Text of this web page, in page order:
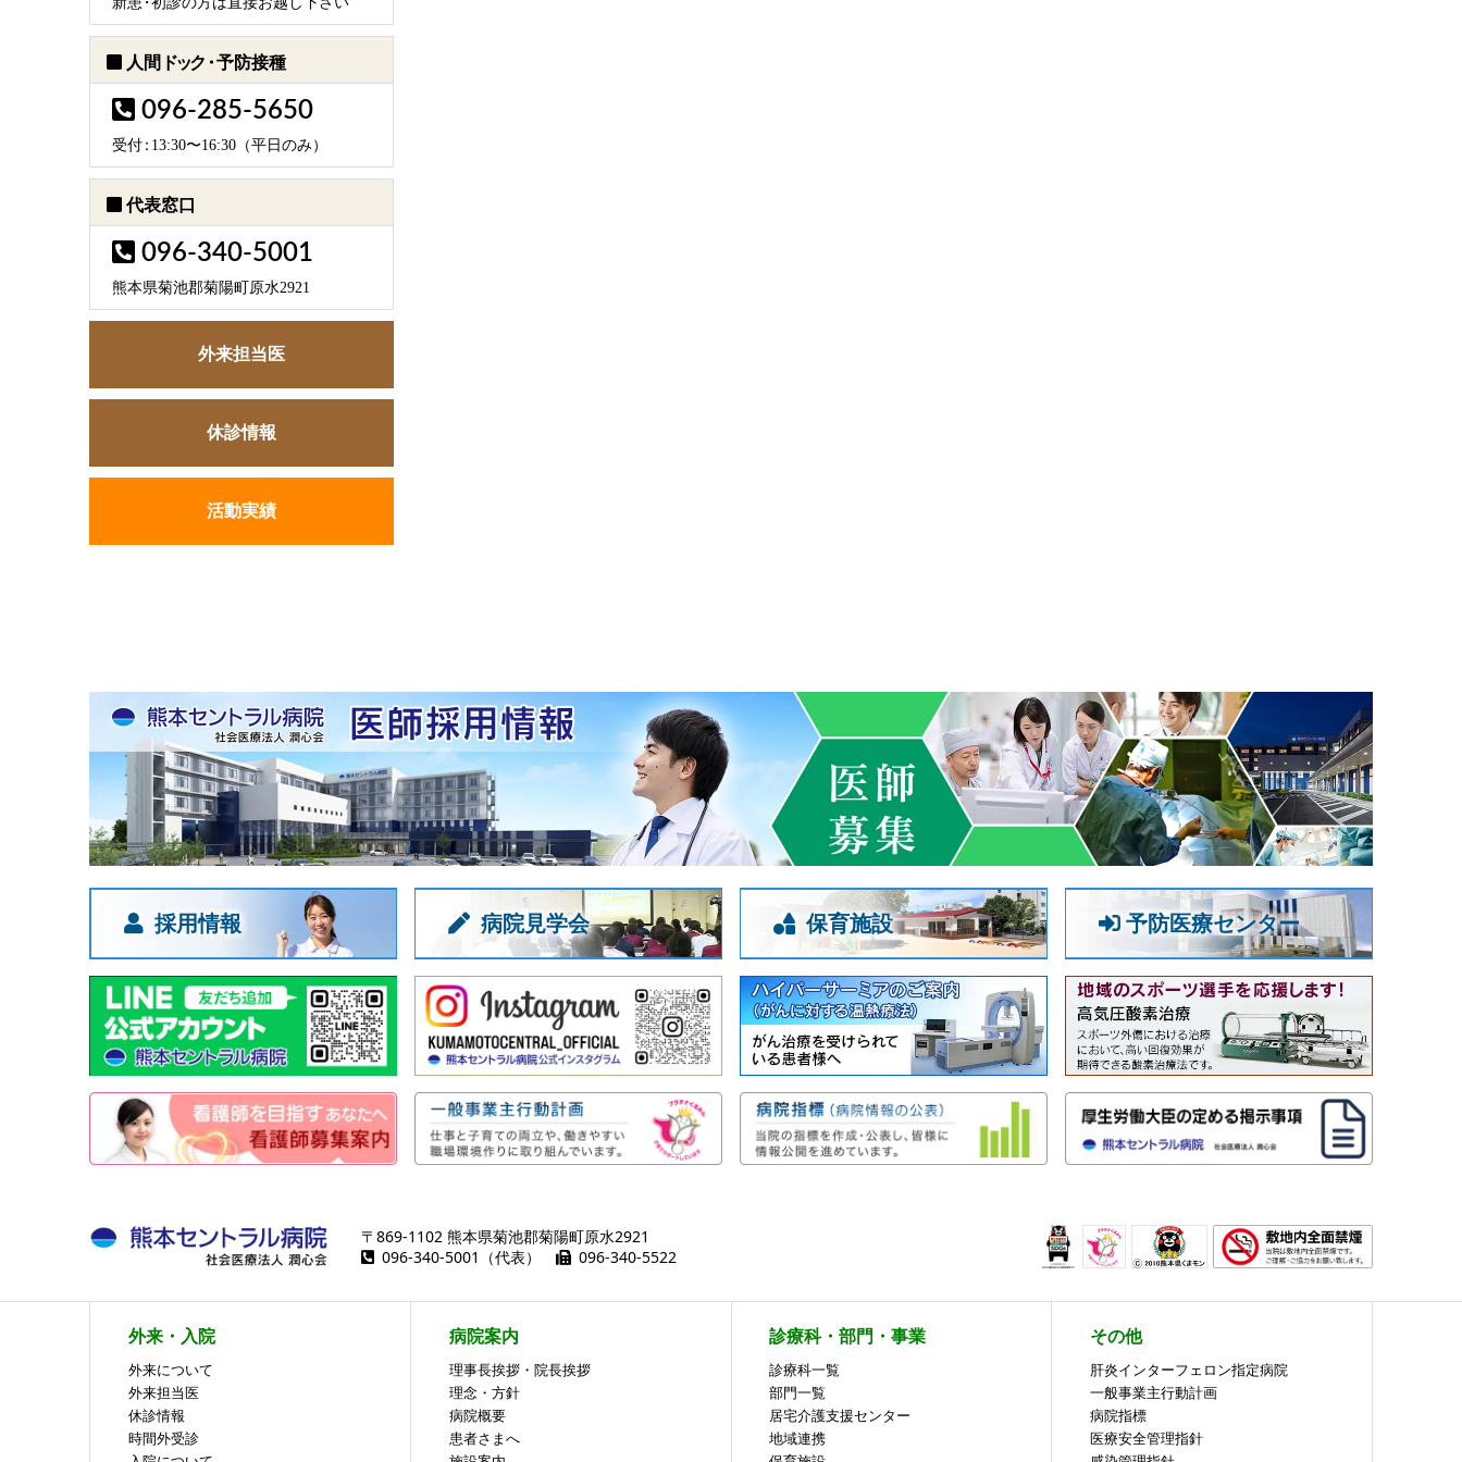
人間 ドック・予防接種
096-285-5650
受付： 13:30〜16:30（平日のみ）
代表窓口
096-340-5001
熊本県菊池郡菊陽町原水2921
外来担当医
休診情報
活動実績
採用情報 病院見学会 保育施設 予防医療センター
〒869-1102 熊本県菊池郡菊陽町原水2921
096-340-5001（代表）
096-340-5522
外来・入院
外来について
外来担当医
休診情報
時間外受診
病院案内
理事長挨拶・院長挨拶
理念・方針
病院概要
患者さまへ
診療科・部門・事業
診療科一覧
部門一覧
居宅介護支援センター
地域連携
その他
肝炎インターフェロン指定病院
一般事業主行動計画
病院指標
医療安全管理指針